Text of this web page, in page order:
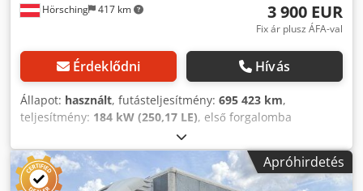
Hörsching 417 km 3 900 EUR
Fix ár plusz ÁFA-val
Érdeklődni Hívás
Állapot: használt, futásteljesítmény: 695 423 km,
teljesítmény: 184 kW (250,17 LE), első forgalomba
, üzemanyagtípus:
7 180 kg, maximális teherbírás:7 745 kg, össztömeg:
15 000 kg, abroncs méret:285/70 R19,5,
tengelyelrendezés:
2 tengely , fékek:motorfék
Apróhirdetés